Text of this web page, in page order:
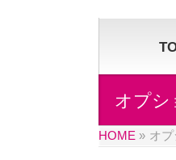
オプシ
HOME » オ